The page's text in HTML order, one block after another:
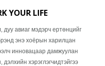
YOUR LIFE
дуу авиаг мэдэрч ертөнцийг
энэ хоёрын харилцан
инновацаар дамжуулан
хэрэглэгчидтэйгээ